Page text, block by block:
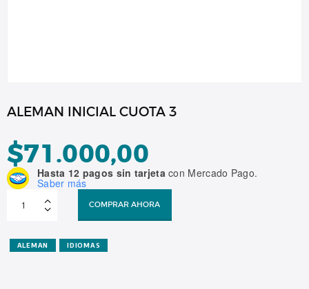
ALEMAN INICIAL CUOTA 3
$71.000,00
Hasta 12 pagos sin tarjetacon Mercado Pago.
Saber más
INICIAL
CUOTA
COMPRAR AHORA
ALEMAN IDIOMAS